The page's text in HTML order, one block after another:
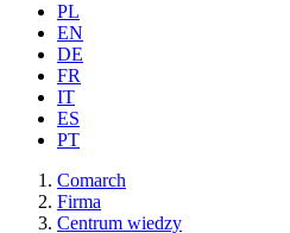
PL
EN
DE
FR
IT
ES
PT
Comarch
Firma
Centrum wiedzy